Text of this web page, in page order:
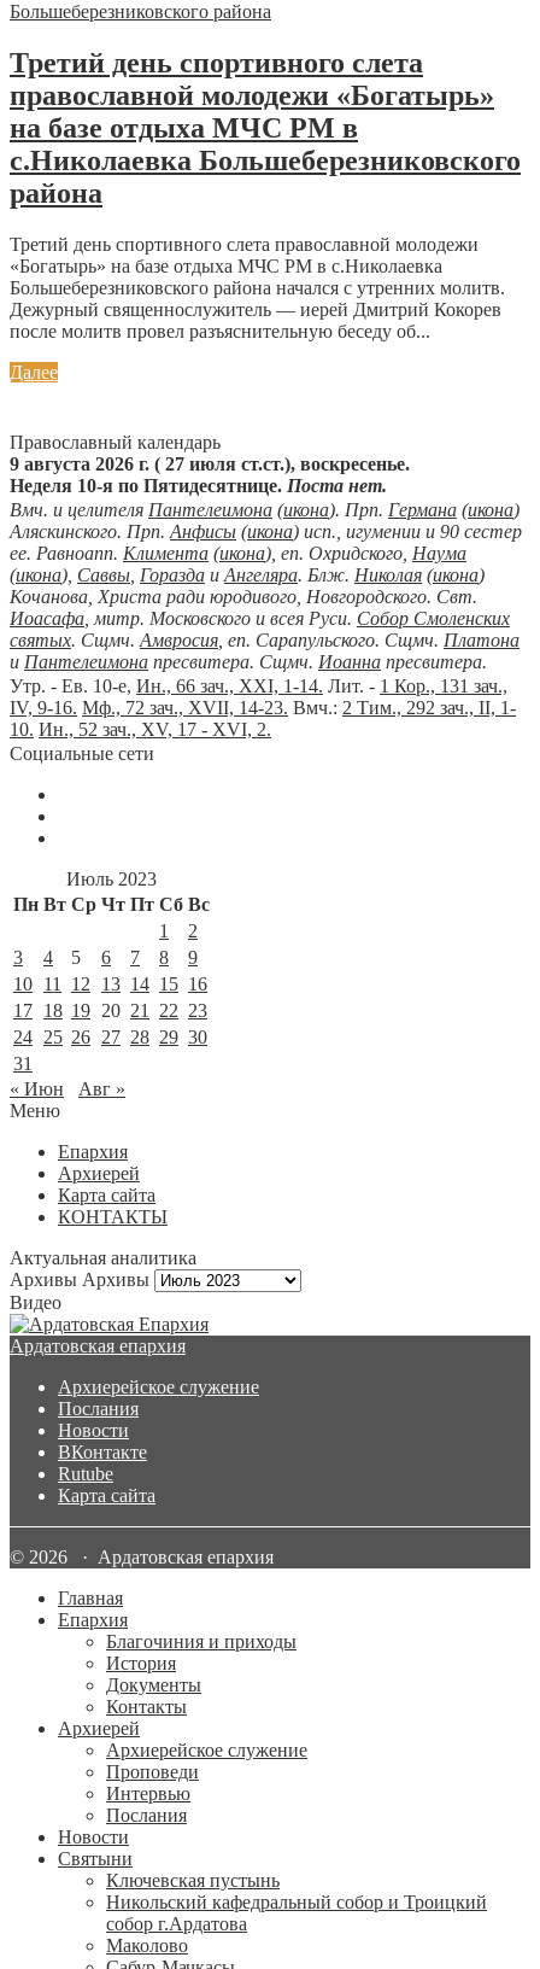
Третий день спортивного слета
православной молодежи «Богатырь»
на базе отдыха МЧС РМ в
с.Николаевка Большеберезниковского
района
Третий день спортивного слета православной молодежи
«Богатырь» на базе отдыха МЧС РМ в с.Николаевка
Большеберезниковского района начался с утренних молитв.
Дежурный священнослужитель — иерей Дмитрий Кокорев
после молитв провел разъяснительную беседу об...
Далее
Православный календарь
9 августа 2026 г. ( 27 июля ст.ст.), воскресенье.
Неделя 10-я по Пятидесятнице. Поста нет.
Вмч. и целителя Пантелеимона (икона). Прп. Германа (икона)
Аляскинского. Прп. Анфисы (икона) исп., игумении и 90 сестер
ее. Равноапп. Климента (икона), еп. Охридского, Наума
(икона), Саввы Горазда и Ангеляра. Блж. Николая (икона)
Кочанова, Христа ради юродивого, Новгородского. Свт.
Иоасафа , митр. Московского и всея Руси. Собор Смоленских
святых. Сщмч. Амвросия , еп. Сарапульского. Сщмч. Платона
и Пантелеимона пресвитера. Сщмч. Иоанна пресвитера.
Утр. - Ев. 10-е, Ин., 66 зач., XXI, 1-14. Лит. - 1 Кор., 131 зач.,
IV, 9-16. Мф., 72 зач., XVII, 14-23. Вмч.: 2 Тим., 292 зач., II, 1-
10. Ин., 52 зач., XV, 17 - XVI, 2.
Социальные сети
Июль 2023
Пн Вт Ср Чт Пт Сб Вс
1
2
3
4 5 6 7 8
9
10 11 12 13 14 15 16
17 18 19 20 21 22 23
24 25 26 27 28 29 30
31
« Июн
Авг »
Меню
Епархия
Архиерей
Карта сайта
КОНТАКТЫ
Актуальная аналитика
Архивы Архивы
Видео
Ардатовская епархия
Архиерейское служение
Послания
Новости
ВКонтакте
Rutube
Карта сайта
© 2026 · Ардатовская епархия
Главная
Епархия
Благочиния и приходы
История
Документы
Контакты
Архиерей
Архиерейское служение
Проповеди
Интервью
Послания
Новости
Святыни
Ключевская пустынь
Никольский кафедральный собор и Троицкий
собор г.Ардатова
Маколово